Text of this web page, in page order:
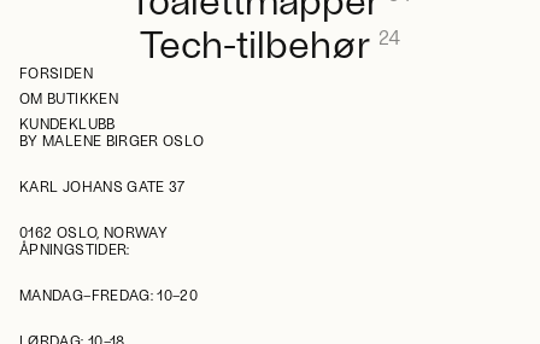
Tech-tilbehør 24
FORSIDEN
OM BUTIKKEN
KUNDEKLUBB
BY MALENE BIRGER OSLO
KARL JOHANS GATE 37
0162 OSLO, NORWAY
ÅPNINGSTIDER:
MANDAG–FREDAG: 10–20